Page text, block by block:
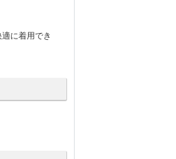
に着用でき